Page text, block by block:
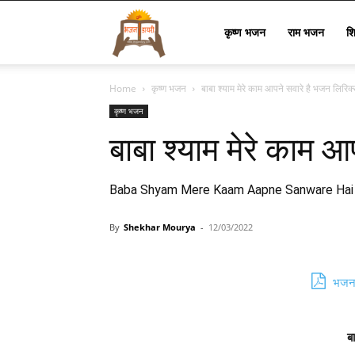
Lyrics
कृष्ण भजन राम भजन
Home कृष्ण भजन बाबा श्याम मेरे काम आपने सवारे है भजन
कृष्ण भजन
बाबा श्याम मेरे काम
Baba Shyam Mere Kaam Aapne Sanware Hai
By Shekhar Mourya - 12/03/2022
भजन